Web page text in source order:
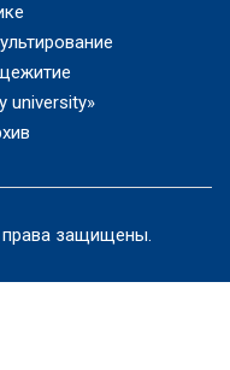
university»
права защищены.